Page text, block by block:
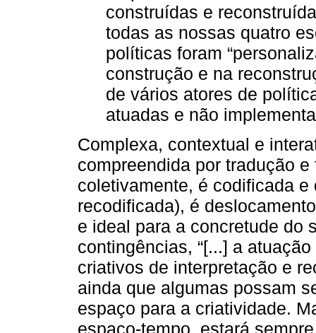
construídas e
todas as nossas quatro
políticas foram
construção e na
de vários atores de
atuadas e não
Complexa, contextual e
compreendida por tradução
coletivamente, é codificada
recodificada), é
e ideal para a concretude do
contingências, “[...] a
criativos de interpretação e
ainda que algumas possam
espaço para a criatividade.
espaço-tempo, estará